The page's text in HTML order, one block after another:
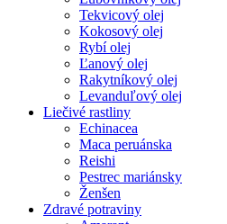
Tekvicový olej
Kokosový olej
Rybí olej
Ľanový olej
Rakytníkový olej
Levanduľový olej
Liečivé rastliny
Echinacea
Maca peruánska
Reishi
Pestrec mariánsky
Ženšen
Zdravé potraviny